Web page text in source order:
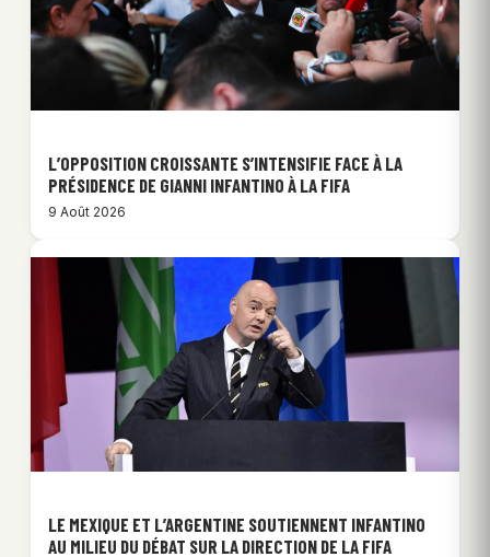
L’OPPOSITION CROISSANTE S’INTENSIFIE FACE À LA
PRÉSIDENCE DE GIANNI INFANTINO À LA FIFA
9 Août 2026
LE MEXIQUE ET L’ARGENTINE SOUTIENNENT INFANTINO
AU MILIEU DU DÉBAT SUR LA DIRECTION DE LA FIFA